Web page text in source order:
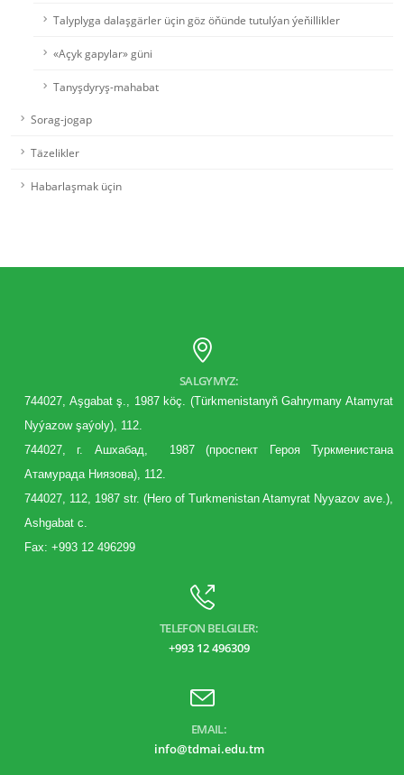
Talyplyga dalaşgärler üçin göz öňünde tutulýan ýeňillikler
«Açyk gapylar» güni
Tanyşdyryş-mahabat
Sorag-jogap
Täzelikler
Habarlaşmak üçin
SALGYMYZ:
744027, Aşgabat ş., 1987 köç. (Türkmenistanyň Gahrymany Atamyrat
Nyýazow şaýoly), 112.
744027, г. Aшхабад, 1987 (проспект
Героя Туркменистана
Атамурада Ниязова), 112.
744027, 112, 1987 str. (Hero of Turkmenistan Atamyrat Nyyazov ave.),
Ashgabat c.
Fax: +993 12 496299
TELEFON BELGILER:
+993 12 496309
EMAIL:
info@tdmai.edu.tm